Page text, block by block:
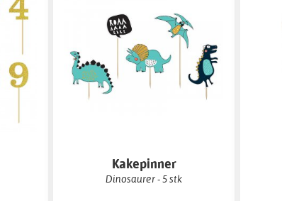
Kakepinner
Dinosaurer - 5 stk